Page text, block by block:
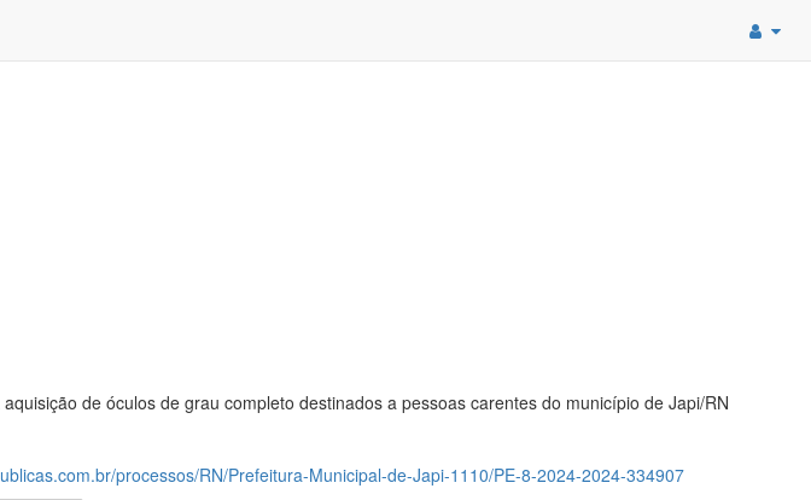
de óculos de grau completo destinados a pessoas carentes do município de Japi/RN
processos/RN/Prefeitura-Municipal-de-Japi-1110/PE-8-2024-2024-334907